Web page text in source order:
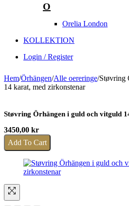
O
Orelia London
KOLLEKTION
Login / Register
Hem/Örhängen/Alle oereringe/Støvring
14 karat, med zirkonstenar
Støvring Örhängen i guld och vitguld
3450,00 kr
Add To Cart